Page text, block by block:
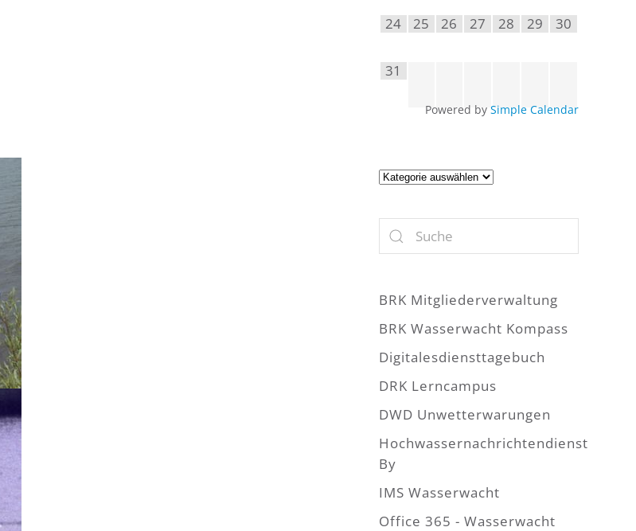
24 25 26 27 28 29 30
31
Powered by Simple Calendar
Artikel
BRK Mitgliederverwaltung
BRK Wasserwacht Kompass
Digitalesdiensttagebuch
DRK Lerncampus
DWD Unwetterwarungen
Hochwassernachrichtendienst
By
IMS Wasserwacht
Office 365 - Wasserwacht